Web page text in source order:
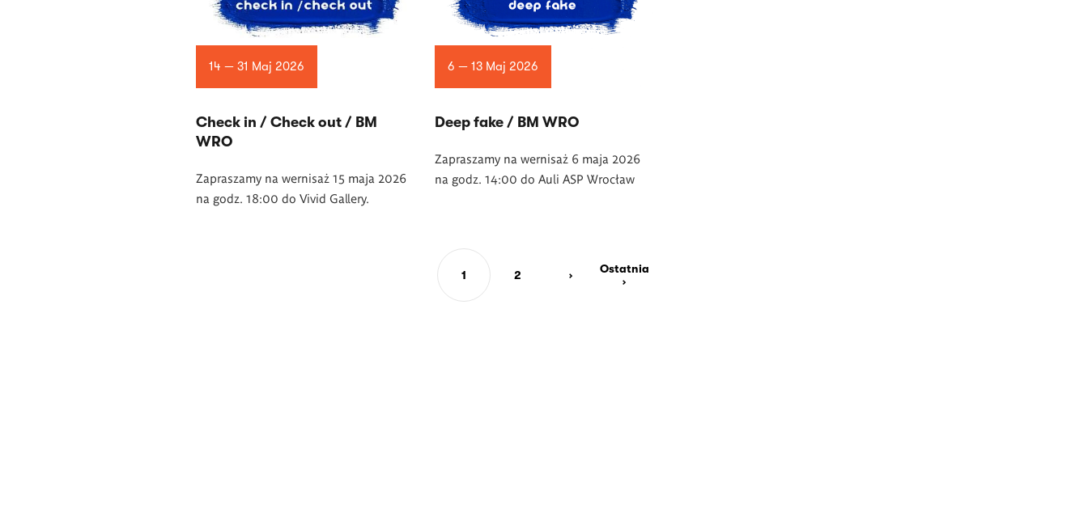
14 — 31 Maj 2026
Check in / Check out / BM
WRO
Zapraszamy na wernisaż 15 maja 2026
na godz. 18:00 do Vivid Gallery.
6 — 13 Maj 2026
Deep fake / BM WRO
Zapraszamy na wernisaż 6 maja 2026
na godz. 14:00 do Auli ASP Wrocław
Bieżąca
1 Page
2
Następna
›
Ostatnia
Ostatnia
›